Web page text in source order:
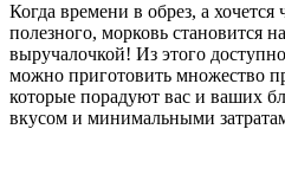
Когда времени в обрез, а хочется
полезного, морковь становится
выручалочкой! Из этого
можно приготовить множество
которые порадуют вас и ваших
вкусом и минимальными